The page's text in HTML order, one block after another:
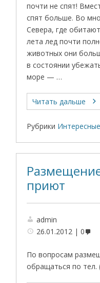
почти не спят!
спят больше. Во
Севера, где
лета лед почти
животных они
в состоянии
море — …
Читать дальше
Рубрики
приют
admin
26.01.2012
0
По вопросам
обращаться по тел.